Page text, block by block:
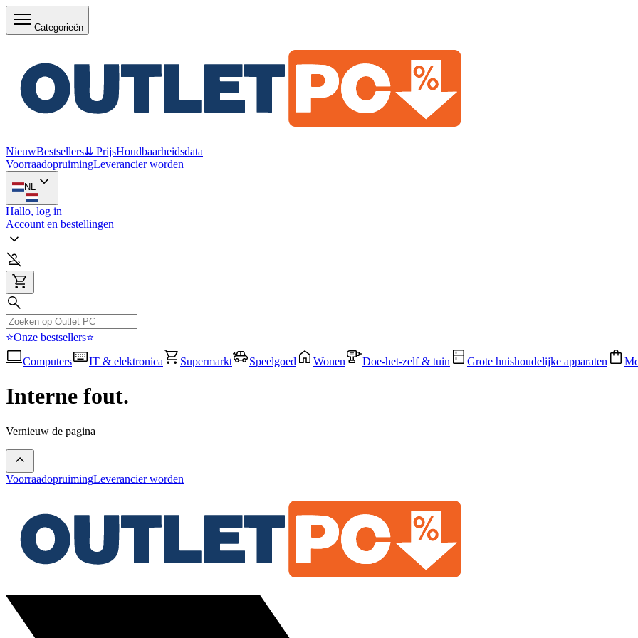
Categorieën
NieuwBestsellers⇊ PrijsHoudbaarheidsdata
VoorraadopruimingLeverancier worden
NL
Hallo, log in
Account en bestellingen
⭐Onze bestsellers⭐
Computers
IT & elektronica Supermarkt Speelgoed Wonen Doe-het-zelf & tuin Grote huishoudelijke apparaten
Interne fout.
Vernieuw de pagina
VoorraadopruimingLeverancier worden